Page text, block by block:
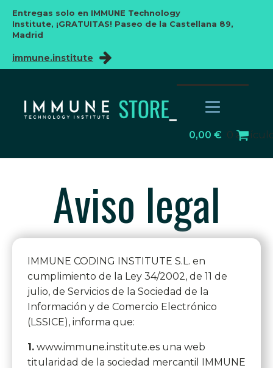
Entregas solo en IMMUNE Technology
Institute, ¡GRATUITAS! Paseo de la Castellana 89,
Madrid
immune.institute
0,00 € 0
Aviso legal
IMMUNE CODING INSTITUTE S.L. en
cumplimiento de la Ley 34/2002, de 11 de
julio, de Servicios de la Sociedad de la
Información y de Comercio Electrónico
(LSSICE), informa que:
1. www.immune.institute.es una web
titularidad de la sociedad mercantil IMMUNE